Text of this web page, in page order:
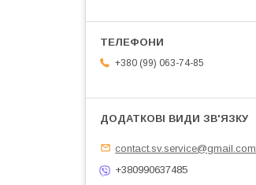
+380 (99) 063-74-85
contact.sv.service@gmail.com
+380990637485